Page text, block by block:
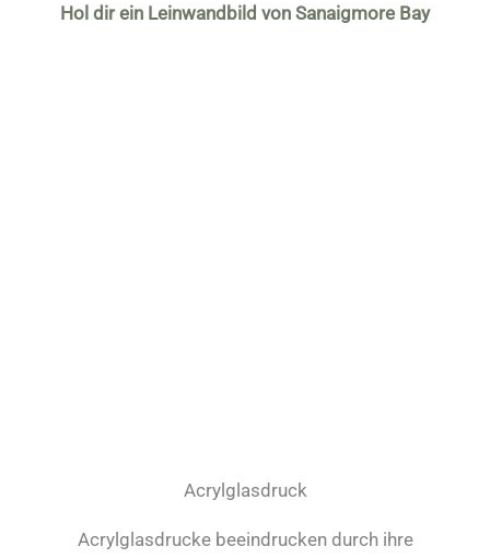
Hol dir ein Leinwandbild von Sanaigmore Bay
Acrylglasdruck
Acrylglasdrucke beeindrucken durch ihre